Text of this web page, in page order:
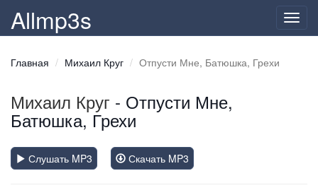
Allmp3s
Главная Михаил Круг Отпусти Мне, Батюшка, Грехи
Михаил Круг - Отпусти Мне,
Батюшка, Грехи
Слушать MP3 Скачать MP3